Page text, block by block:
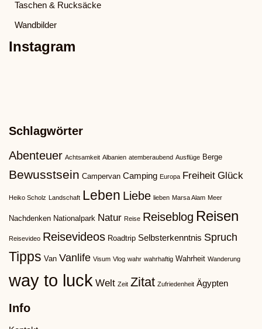
Taschen & Rucksäcke
Wandbilder
Instagram
Schlagwörter
Abenteuer Achtsamkeit Albanien atemberaubend Ausflüge Berge
Bewusstsein Campervan Camping Europa Freiheit Glück
Heiko Scholz Landschaft Leben Liebe lieben Marsa Alam Meer
Nachdenken Nationalpark Natur Reise Reiseblog Reisen
Reisevideo Reisevideos Roadtrip Selbsterkenntnis Spruch
Tipps Van Vanlife Visum Vlog wahr wahrhaftig Wahrheit Wanderung
way to luck Welt Zeit Zitat Zufriedenheit Ägypten
Info